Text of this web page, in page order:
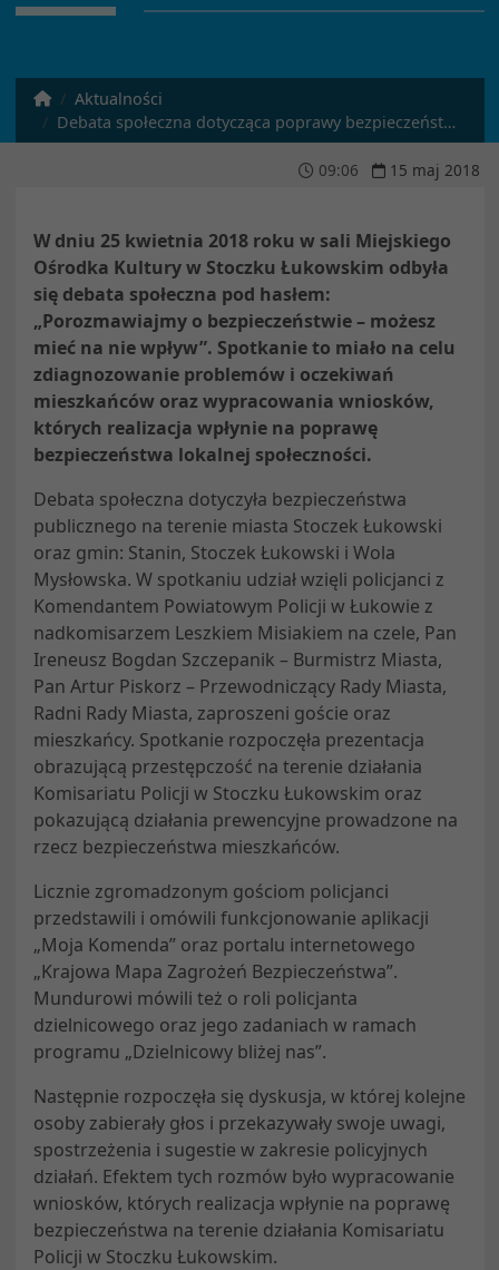
Aktualności
Debata społeczna dotycząca poprawy bezpieczeństwa – 25 kwiecień 2018 rok
09:06 15 maj 2018
W dniu 25 kwietnia 2018 roku w sali Miejskiego
Ośrodka Kultury w Stoczku Łukowskim odbyła
się debata społeczna pod hasłem:
„Porozmawiajmy o bezpieczeństwie – możesz
mieć na nie wpływ”. Spotkanie to miało na celu
zdiagnozowanie problemów i oczekiwań
mieszkańców oraz wypracowania wniosków,
których realizacja wpłynie na poprawę
bezpieczeństwa lokalnej społeczności.
Debata społeczna dotyczyła bezpieczeństwa
publicznego na terenie miasta Stoczek Łukowski
oraz gmin: Stanin, Stoczek Łukowski i Wola
Mysłowska. W spotkaniu udział wzięli policjanci z
Komendantem Powiatowym Policji w Łukowie z
nadkomisarzem Leszkiem Misiakiem na czele, Pan
Ireneusz Bogdan Szczepanik – Burmistrz Miasta,
Pan Artur Piskorz – Przewodniczący Rady Miasta,
Radni Rady Miasta, zaproszeni goście oraz
mieszkańcy. Spotkanie rozpoczęła prezentacja
obrazującą przestępczość na terenie działania
Komisariatu Policji w Stoczku Łukowskim oraz
pokazującą działania prewencyjne prowadzone na
rzecz bezpieczeństwa mieszkańców.
Licznie zgromadzonym gościom policjanci
przedstawili i omówili funkcjonowanie aplikacji
„Moja Komenda” oraz portalu internetowego
„Krajowa Mapa Zagrożeń Bezpieczeństwa”.
Mundurowi mówili też o roli policjanta
dzielnicowego oraz jego zadaniach w ramach
programu „Dzielnicowy bliżej nas”.
Następnie rozpoczęła się dyskusja, w której kolejne
osoby zabierały głos i przekazywały swoje uwagi,
spostrzeżenia i sugestie w zakresie policyjnych
działań. Efektem tych rozmów było wypracowanie
wniosków, których realizacja wpłynie na poprawę
bezpieczeństwa na terenie działania Komisariatu
Policji w Stoczku Łukowskim.